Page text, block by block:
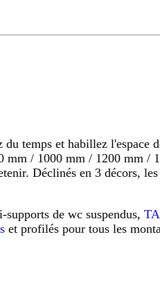
temps et habillez
/ 1000 mm / 1200 mm
Déclinés en 3 décors,
de wc suspendus,
et profilés pour tous les